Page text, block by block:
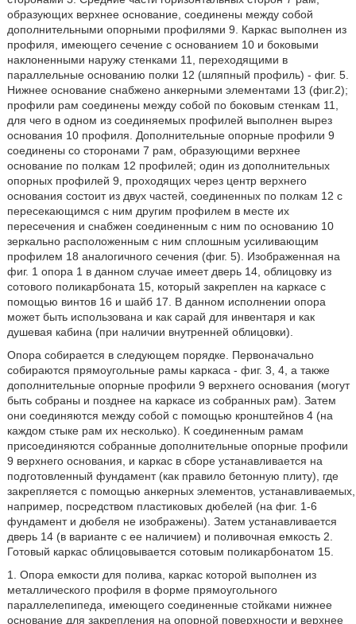
образующих верхнее основание, соединены между собой
дополнительными опорными профилями 9. Каркас выполнен из
профиля, имеющего сечение с основанием 10 и боковыми
наклоненными наружу стенками 11, переходящими в
параллельные основанию полки 12 (шляпный профиль) - фиг. 5.
Нижнее основание снабжено анкерными элементами 13 (фиг.2);
профили рам соединены между собой по боковым стенкам 11,
для чего в одном из соединяемых профилей выполнен вырез
основания 10 профиля. Дополнительные опорные профили 9
соединены со сторонами 7 рам, образующими верхнее
основание по полкам 12 профилей; один из дополнительных
опорных профилей 9, проходящих через центр верхнего
основания состоит из двух частей, соединенных по полкам 12 с
пересекающимся с ним другим профилем в месте их
пересечения и снабжен соединенным с ним по основанию 10
зеркально расположенным с ним сплошным усиливающим
профилем 18 аналогичного сечения (фиг. 5). Изображенная на
фиг. 1 опора 1 в данном случае имеет дверь 14, облицовку из
сотового поликарбоната 15, который закреплен на каркасе с
помощью винтов 16 и шайб 17. В данном исполнении опора
может быть использована и как сарай для инвентаря и как
душевая кабина (при наличии внутренней облицовки).
Опора собирается в следующем порядке. Первоначально
собираются прямоугольные рамы каркаса - фиг. 3, 4, а также
дополнительные опорные профили 9 верхнего основания (могут
быть собраны и позднее на каркасе из собранных рам). Затем
они соединяются между собой с помощью кронштейнов 4 (на
каждом стыке рам их несколько). К соединенным рамам
присоединяются собранные дополнительные опорные профили
9 верхнего основания, и каркас в сборе устанавливается на
подготовленный фундамент (как правило бетонную плиту), где
закрепляется с помощью анкерных элементов, устанавливаемых,
например, посредством пластиковых дюбелей (на фиг. 1-6
фундамент и дюбеля не изображены). Затем устанавливается
дверь 14 (в варианте с ее наличием) и поливочная емкость 2.
Готовый каркас облицовывается сотовым поликарбонатом 15.
1. Опора емкости для полива, каркас которой выполнен из
металлического профиля в форме прямоугольного
параллелепипеда, имеющего соединенные стойками нижнее
основание для закрепления на опорной поверхности и верхнее